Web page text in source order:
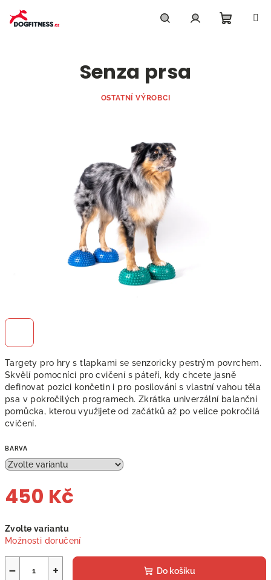
obsah
Targety pro hry s tlapkami se senzoricky pestrým povrchem.
Skvělí pomocníci pro cvičení s páteří, kdy chcete jasně
definovat pozici končetin i pro posilování s vlastní vahou těla
psa v pokročilých programech. Zkrátka univerzální balanční
pomůcka, kterou využijete od začátků až po velice pokročilá
cvičení.
BARVA
450 Kč
cena:
Zvolte variantu
Možnosti doručení
+
− Do košíku
Senza prsa
OSTATNÍ VÝROBCI